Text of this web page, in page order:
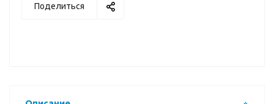
Поделиться